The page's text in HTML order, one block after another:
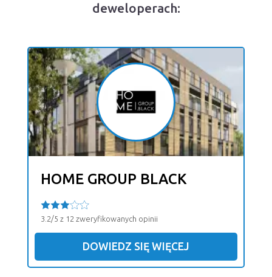
deweloperach:
HOME GROUP BLACK
3.2/5 z 12 zweryfikowanych opinii
DOWIEDZ SIĘ WIĘCEJ